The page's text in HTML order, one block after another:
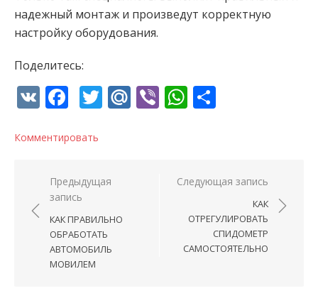
надежный монтаж и произведут корректную
настройку оборудования.
Поделитесь:
VK Facebook
Twitter
Mail.Ru
ViberWhatsApp
Комментировать
Навигация по записям
Предыдущая
запись
КАК ПРАВИЛЬНО
ОБРАБОТАТЬ
АВТОМОБИЛЬ
МОВИЛЕМ
Следующая запись
КАК
ОТРЕГУЛИРОВАТЬ
СПИДОМЕТР
САМОСТОЯТЕЛЬНО